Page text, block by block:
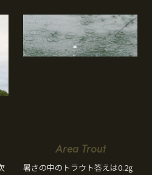
Area Trout
暑さの中のトラウト答えは0.2g